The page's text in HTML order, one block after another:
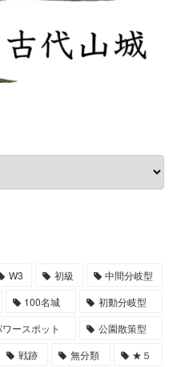
W3 初級
中間分岐型
100名城
初動分岐型
ワースポット
公園散策型
戦跡 無分類 ★５